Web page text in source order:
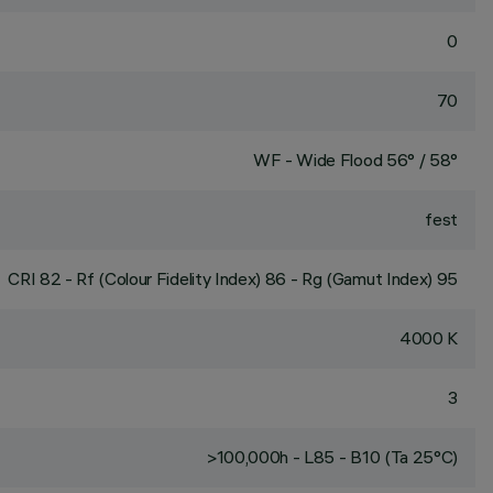
0
70
WF - Wide Flood 56° / 58°
fest
CRI 82 - Rf (Colour Fidelity Index) 86 - Rg (Gamut Index) 95
4000 K
3
>100,000h - L85 - B10 (Ta 25°C)